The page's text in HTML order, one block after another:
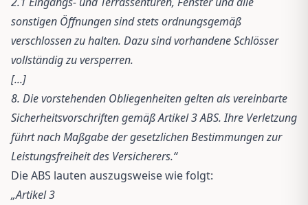
sonstigen Öffnungen sind stets ordnungsgemäß
verschlossen zu halten. Dazu sind vorhandene Schlösser
vollständig zu versperren.
[...]
8. Die vorstehenden Obliegenheiten gelten als vereinbarte
Sicherheitsvorschriften gemäß Artikel 3 ABS. Ihre Verletzung
führt nach Maßgabe der gesetzlichen Bestimmungen zur
Leistungsfreiheit des Versicherers.“
Die ABS lauten auszugsweise wie folgt:
„Artikel 3